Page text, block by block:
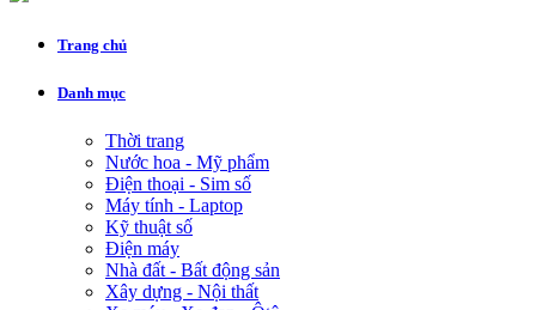
Trang chủ
Danh mục
Thời trang
Nước hoa - Mỹ phẩm
Điện thoại - Sim số
Máy tính - Laptop
Kỹ thuật số
Điện máy
Nhà đất - Bất động sản
Xây dựng - Nội thất